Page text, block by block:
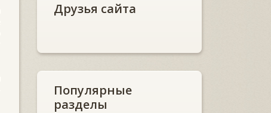
Друзья сайта
Популярные
разделы